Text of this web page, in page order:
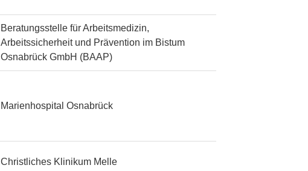
Beratungsstelle für Arbeitsmedizin,
Arbeitssicherheit und Prävention im Bistum
Osnabrück GmbH (BAAP)
Marienhospital Osnabrück
Christliches Klinikum Melle